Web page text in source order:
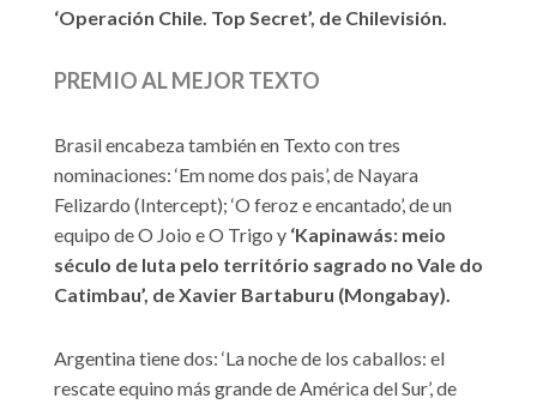
‘Operación Chile. Top Secret’, de Chilevisión.
PREMIO AL MEJOR TEXTO
Brasil encabeza también en Texto con tres
nominaciones: ‘Em nome dos pais’, de Nayara
Felizardo (Intercept); ‘O feroz e encantado’, de un
equipo de O Joio e O Trigo y ‘Kapinawás: meio
século de luta pelo território sagrado no Vale do
Catimbau’, de Xavier Bartaburu (Mongabay).
Argentina tiene dos: ‘La noche de los caballos: el
rescate equino más grande de América del Sur’, de